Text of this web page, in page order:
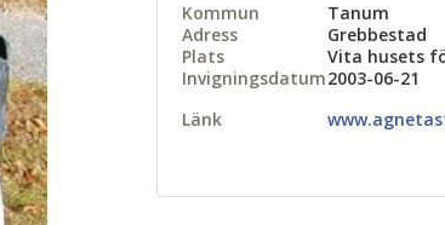
Kommun
Tanum
Adress
Grebbestad
Plats
Vita husets
Invigningsdatum2003-06-21
Länk